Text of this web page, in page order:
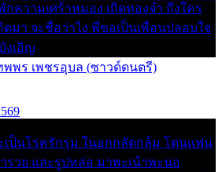
กความเศร้าหมอง เถิดทองจ๋า ถึงใคร
ดมา จะชื่อว่าไง พี่ขอเป็นเพื่อนปลอบใจ
งเอิญ
พพร เพชรอุบล (ซาวด์ดนตรี)
เป็นโรครักรุม ในอกกลัดกลุ้ม โดนแฟน
รวย และรูปหล่อ มาพะเน้าพะนอ